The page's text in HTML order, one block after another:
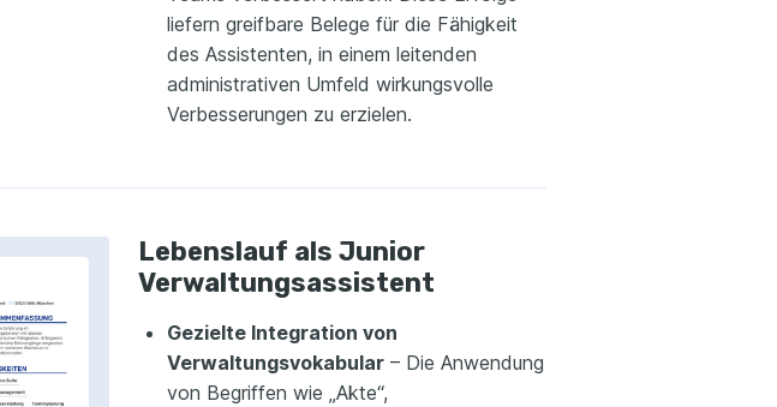
liefern greifbare Belege für die Fähigkeit
des Assistenten, in einem leitenden
administrativen Umfeld wirkungsvolle
Verbesserungen zu erzielen.
Lebenslauf als Junior
Verwaltungsassistent
Gezielte Integration von
Verwaltungsvokabular – Die Anwendung
von Begriffen wie „Akte“,